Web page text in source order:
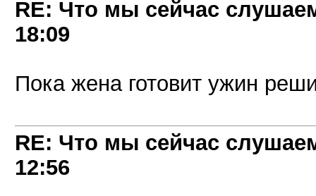
RE: Что мы сейчас
18:09
Пока жена готовит ужин
RE: Что мы сейчас
12:56